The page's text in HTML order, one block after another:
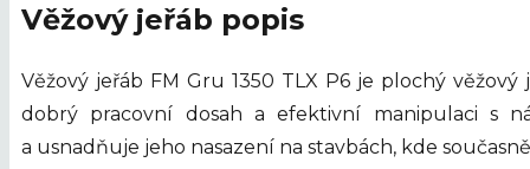
Věžový jeřáb popis
Věžový jeřáb FM Gru 1350 TLX P6 je plochý
dobrý pracovní dosah a efektivní manipulaci s
a usnadňuje jeho nasazení na stavbách, kde